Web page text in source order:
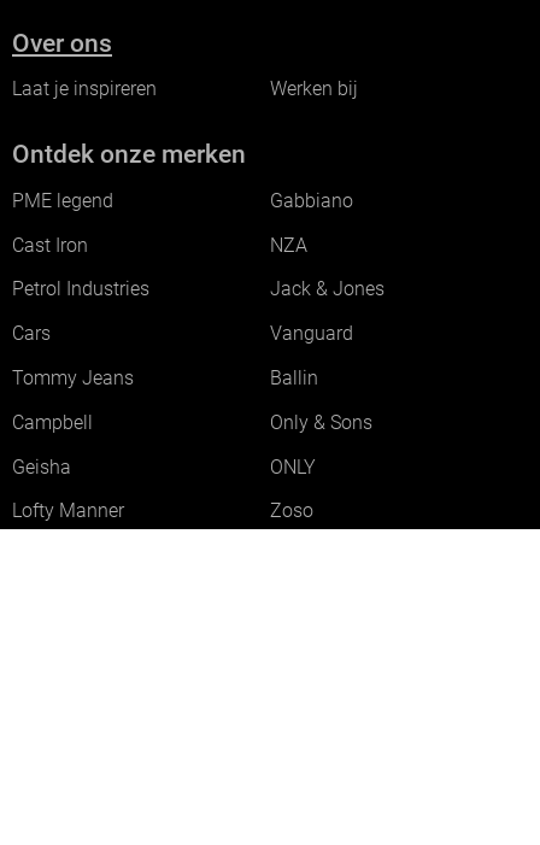
Over ons
Laat je inspireren Werken bij
Ontdek onze merken
PME legend
Gabbiano
Cast Iron
NZA
Petrol Industries
Jack & Jones
Cars
Vanguard
Tommy Jeans
Ballin
Campbell
Only & Sons
Geisha
ONLY
Lofty Manner
Zoso